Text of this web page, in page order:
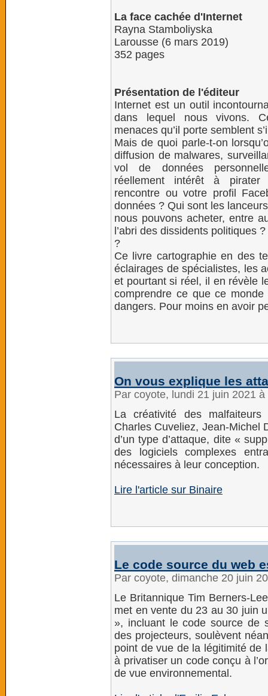
La face cachée d'Internet
Rayna Stamboliyska
Larousse (6 mars 2019)
352 pages
Présentation de l'éditeur
Internet est un outil
dans lequel nous vivons.
menaces qu’il porte semblent
Mais de quoi parle-t-on
diffusion de malwares,
vol de données
réellement intérêt à
rencontre ou votre profil
données ? Qui sont les
nous pouvons acheter, entre
l’abri des dissidents politiques
?
Ce livre cartographie en des
éclairages de spécialistes, les
et pourtant si réel, il en révèle
comprendre ce que ce
dangers. Pour moins en avoir
On vous explique les
Par coyote, lundi 21 juin 2021
La créativité des
Charles Cuveliez, Jean-Michel
d’un type d’attaque, dite «
des logiciels complexes
nécessaires à leur conception.
Lire l'article sur Binaire
Le code source du web
Par coyote, dimanche 20 juin
Le Britannique Tim Berners-
met en vente du 23 au 30 juin
», incluant le code source de
des projecteurs, soulèvent
point de vue de la légitimité de
à privatiser un code conçu à
de vue environnemental.